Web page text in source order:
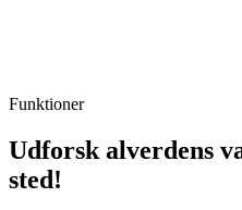
Funktioner
Udforsk alverdens
sted!